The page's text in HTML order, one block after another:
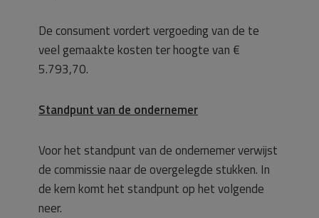
De consument vordert vergoeding van de te
veel gemaakte kosten ter hoogte van €
5.793,70.
Standpunt van de ondernemer
Voor het standpunt van de ondernemer verwijst
de commissie naar de overgelegde stukken. In
de kern komt het standpunt op het volgende
neer.